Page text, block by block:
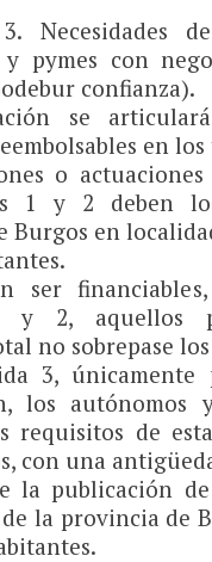
Necesidades
y pymes con
confianza).
se
en los
o
1 y 2 deben
Burgos en
ser
y 2, aquellos
no sobrepase los
3, únicamente
los autónomos
requisitos de
con una
la publicación
la provincia de